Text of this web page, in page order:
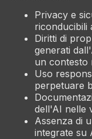
Privacy e
riconducibili
Diritti di
generati
un contesto
Uso
perpetuare
dell'AI nelle
Assenza di
integrate su